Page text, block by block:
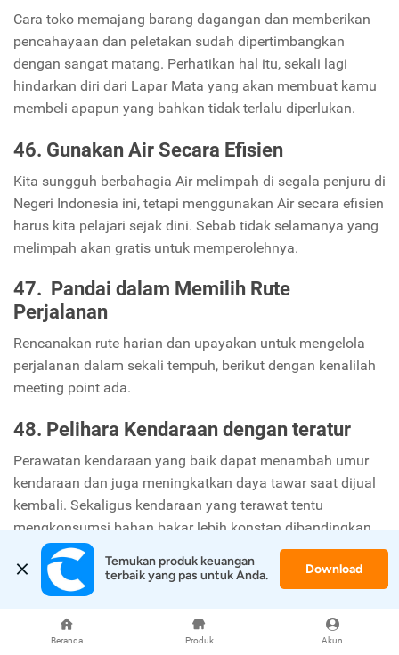
Beranda Produk Akun
Cara toko memajang barang dagangan dan memberikan
pencahayaan dan peletakan sudah dipertimbangkan
dengan sangat matang. Perhatikan hal itu, sekali lagi
hindarkan diri dari Lapar Mata yang akan membuat kamu
membeli apapun yang bahkan tidak terlalu diperlukan.
46. Gunakan Air Secara Efisien
Kita sungguh berbahagia Air melimpah di segala penjuru di
Negeri Indonesia ini, tetapi menggunakan Air secara efisien
harus kita pelajari sejak dini. Sebab tidak selamanya yang
melimpah akan gratis untuk memperolehnya.
47. Pandai dalam Memilih Rute
Perjalanan
Rencanakan rute harian dan upayakan untuk mengelola
perjalanan dalam sekali tempuh, berikut dengan kenalilah
meeting point ada.
48. Pelihara Kendaraan dengan teratur
Perawatan kendaraan yang baik dapat menambah umur
kendaraan dan juga meningkatkan daya tawar saat dijual
kembali. Sekaligus kendaraan yang terawat tentu
mengkonsumsi bahan bakar lebih konstan dibandingkan
dengan yang sebaliknya.
49. Produktifkan Aset
Temukan cara untuk memproduktifkan aset. Jadikan aset
tersebut menjadi mesin uang, jangan sampai aset tersebut
Temukan produk keuangan
terbaik yang pas untuk Anda.
Download